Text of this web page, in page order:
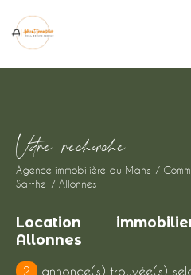
Vore recece
Agence immobilière au Mans
Sarthe
Allonnes
Location
Allonnes
2 annonce(s) trouvée(s)
Effectuer une
et trouver le bien
critères
Type
d'offre
Location immobilier